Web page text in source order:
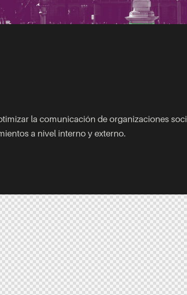
la comunicación de organizaciones
a nivel interno y externo.